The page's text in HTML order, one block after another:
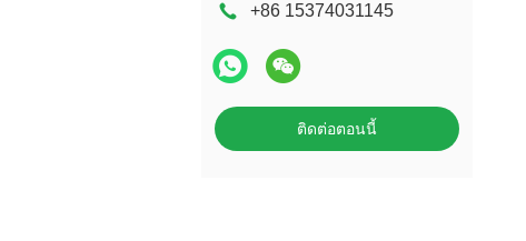
+86 15374031145
ติดต่อตอนนี้